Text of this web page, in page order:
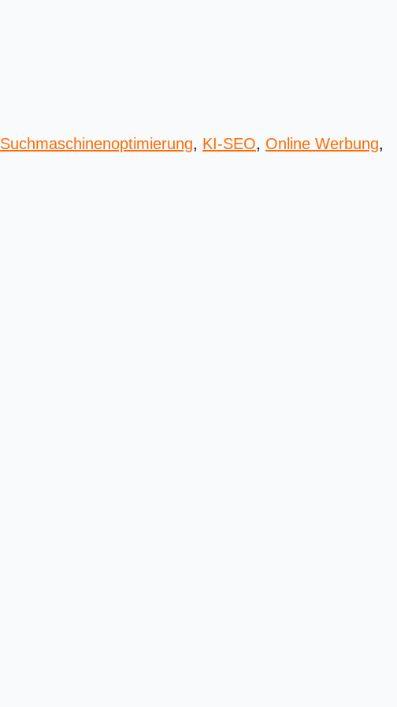
Suchmaschinenoptimierung, KI-SEO, Online Werbung,